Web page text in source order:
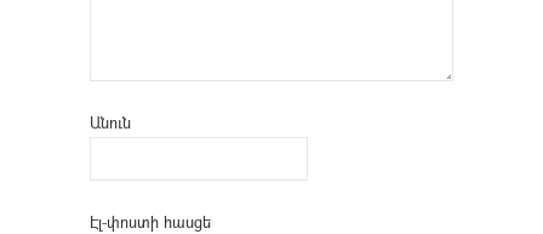
Անուն
Էլ-փոստի հասցե